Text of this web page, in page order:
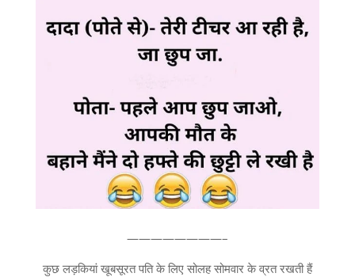
————————–
कुछ लड़कियां खूबसूरत पति के लिए सोलह सोमवार के व्रत रखती हैं